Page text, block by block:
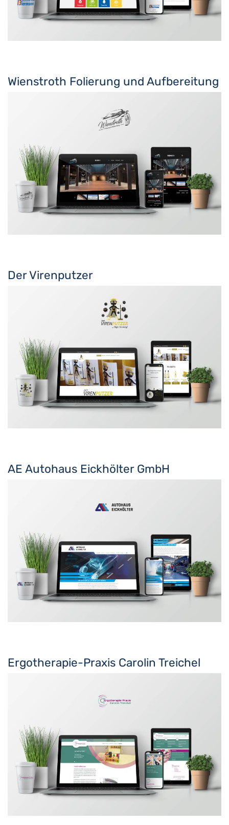
Wienstroth Folierung und Aufbereitung
Der Virenputzer
AE Autohaus Eickhölter GmbH
Ergotherapie-Praxis Carolin Treichel